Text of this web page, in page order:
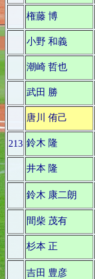
権藤 博
小野 和義
潮崎 哲也
武田 勝
唐川 侑己
213 鈴木 隆
井本 隆
鈴木 康二朗
間柴 茂有
杉本 正
吉田 豊彦